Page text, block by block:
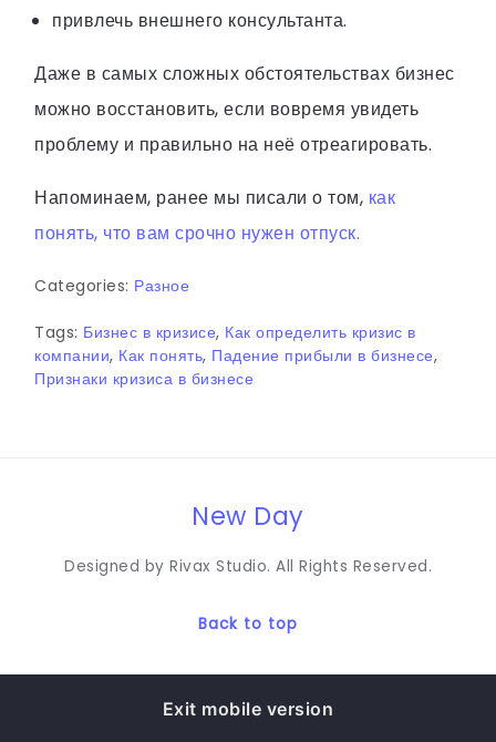
привлечь внешнего консультанта.
Даже в самых сложных обстоятельствах бизнес
можно восстановить, если вовремя увидеть
проблему и правильно на неё отреагировать.
Напоминаем, ранее мы писали о том, как
понять, что вам срочно нужен отпуск.
Categories: Разное
Tags: Бизнес в кризисе, Как определить кризис в
компании, Как понять, Падение прибыли в бизнесе,
Признаки кризиса в бизнесе
New Day
Designed by Rivax Studio. All Rights Reserved.
Back to top
Exit mobile version